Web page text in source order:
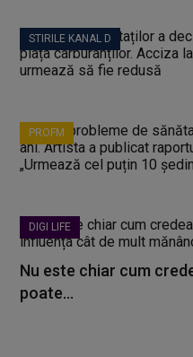
STIRILE KANAL D
PROFM
DIGI LIFE
Nu este chiar cum
poate...